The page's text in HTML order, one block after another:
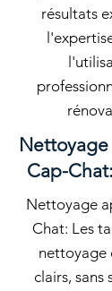
résultats
Cap-
Nettoyage
Chat: Les
nettoyage
clairs, sans